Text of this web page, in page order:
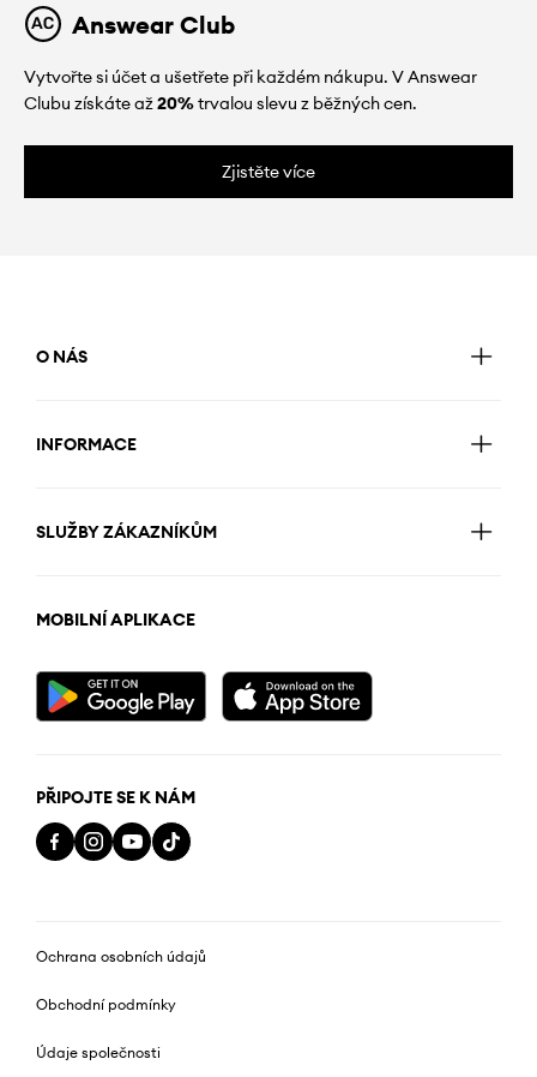
Answear Club
Vytvořte si účet a ušetřete při každém nákupu. V Answear
Clubu získáte až20%trvalou slevu z běžných cen.
Zjistěte více
O NÁS
INFORMACE
SLUŽBY ZÁKAZNÍKŮM
MOBILNÍ APLIKACE
PŘIPOJTE SE K NÁM
Ochrana osobních údajů
Obchodní podmínky
Údaje společnosti